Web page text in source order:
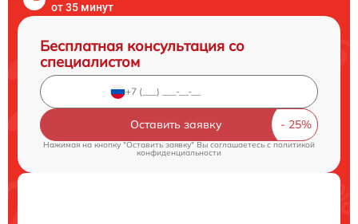
от 35 минут
Бесплатная консультация со
специалистом
Оставить заявку
Нажимая на кнопку "Оставить заявку" Вы соглашаетесь cполитикой
конфиденциальности